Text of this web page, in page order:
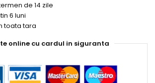
de 14 zile
6 luni
toata tara
online cu cardul in siguranta